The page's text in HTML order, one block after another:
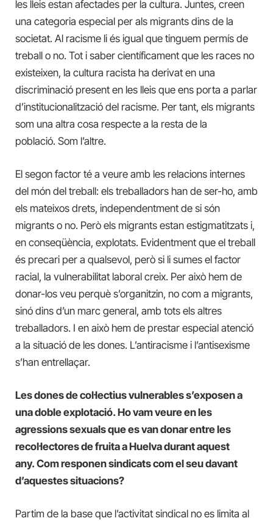
les lleis estan afectades per la cultura. Juntes, creen
una categoria especial per als migrants dins de la
societat. Al racisme li és igual que tinguem permís de
treball o no. Tot i saber científicament que les races no
existeixen, la cultura racista ha derivat en una
discriminació present en les lleis que ens porta a parlar
d’institucionalització del racisme. Per tant, els migrants
som una altra cosa respecte a la resta de la
població. Som l’altre.
El segon factor té a veure amb les relacions internes
del món del treball: els treballadors han de ser-ho, amb
els mateixos drets, independentment de si són
migrants o no. Però els migrants estan estigmatitzats i,
en conseqüència, explotats. Evidentment que el treball
és precari per a qualsevol, però si li sumes el factor
racial, la vulnerabilitat laboral creix. Per això hem de
donar-los veu perquè s’organitzin, no com a migrants,
sinó dins d’un marc general, amb tots els altres
treballadors. I en això hem de prestar especial atenció
a la situació de les dones. L’antiracisme i l’antisexisme
s’han entrellaçar.
Les dones de col·lectius vulnerables s’exposen a
una doble explotació. Ho vam veure en les
agressions sexuals que es van donar entre les
recol·lectores de fruita a Huelva durant aquest
any. Com responen sindicats com el seu davant
d’aquestes situacions?
Partim de la base que l’activitat sindical no es limita al